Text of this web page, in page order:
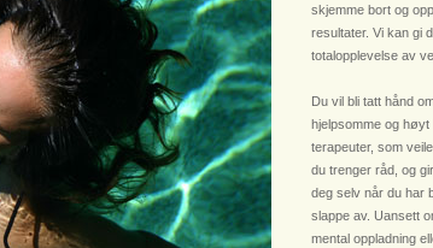
skjemme bort og
resultater. Vi kan gi
totalopplevelse av
Du vil bli tatt hånd
hjelpsomme og høyt
terapeuter, som
du trenger råd, og
deg selv når du har
slappe av. Uansett
mental oppladning